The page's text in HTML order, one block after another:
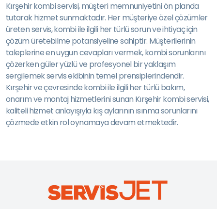
Kırşehir kombi servisi, müşteri memnuniyetini ön planda
tutarak hizmet sunmaktadır. Her müşteriye özel çözümler
üreten servis, kombi ile ilgili her türlü sorun ve ihtiyaç için
çözüm üretebilme potansiyeline sahiptir. Müşterilerinin
taleplerine en uygun cevapları vermek, kombi sorunlarını
çözerken güler yüzlü ve profesyonel bir yaklaşım
sergilemek servis ekibinin temel prensiplerindendir.
Kırşehir ve çevresinde kombi ile ilgili her türlü bakım,
onarım ve montaj hizmetlerini sunan Kırşehir kombi servisi,
kaliteli hizmet anlayışıyla kış aylarının ısınma sorunlarını
çözmede etkin rol oynamaya devam etmektedir.